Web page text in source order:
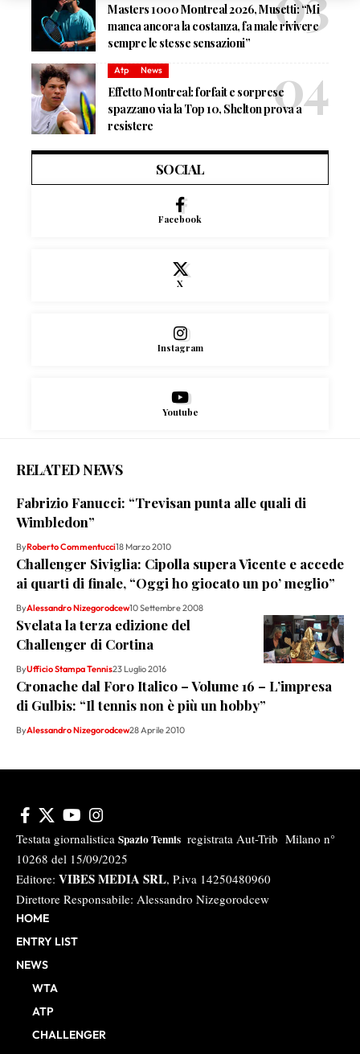
Masters 1000 Montreal 2026, Musetti: “Mi
manca ancora la costanza, fa male rivivere
sempre le stesse sensazioni”
Atp News
Effetto Montreal: forfait e sorprese
spazzano via la Top 10, Shelton prova a
resistere
SOCIAL
Facebook
X
Instagram
Youtube
RELATED NEWS
Fabrizio Fanucci: “Trevisan punta alle quali di
Wimbledon”
ByRoberto Commentucci18 Marzo 2010
Challenger Siviglia: Cipolla supera Vicente e accede
ai quarti di finale, “Oggi ho giocato un po’ meglio”
ByAlessandro Nizegorodcew10 Settembre 2008
Svelata la terza edizione del
Challenger di Cortina
ByUfficio Stampa Tennis23 Luglio 2016
Cronache dal Foro Italico – Volume 16 – L’impresa
di Gulbis: “Il tennis non è più un hobby”
ByAlessandro Nizegorodcew28 Aprile 2010
Testata giornalistica Spazio Tennis registrata Aut-Trib Milano n°
10268 del 15/09/2025
Editore: VIBES MEDIA SRL, P.iva 14250480960
Direttore Responsabile: Alessandro Nizegorodcew
HOME
ENTRY LIST
NEWS
WTA
ATP
CHALLENGER